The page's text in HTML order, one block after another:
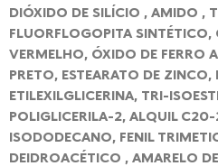
DIÓXIDO DE SILÍCIO , AMIDO ,
FLUORFLOGOPITA SINTÉTICO,
VERMELHO, ÓXIDO DE FERRO
PRETO, ESTEARATO DE
ETILEXILGLICERINA, TRI-
POLIGLICERILA-2, ALQUIL
ISODODECANO, FENIL
DEIDROACÉTICO , AMARELO